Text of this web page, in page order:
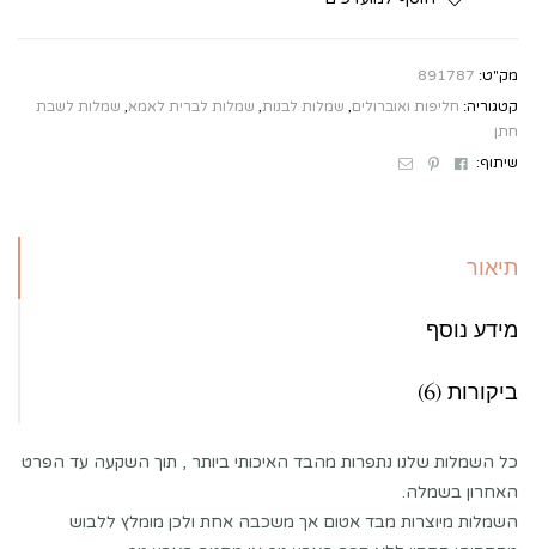
מק"ט: 891787
קטגוריה: חליפות ואוברולים, שמלות לבנות, שמלות לברית לאמא, שמלות לשבת
חתן
שיתוף:
Facebook
Pinterest
Email
תיאור
מידע נוסף
ביקורות (6)
כל השמלות שלנו נתפרות מהבד האיכותי ביותר , תוך השקעה עד הפרט
האחרון בשמלה.
השמלות מיוצרות מבד אטום אך משכבה אחת ולכן מומלץ ללבוש